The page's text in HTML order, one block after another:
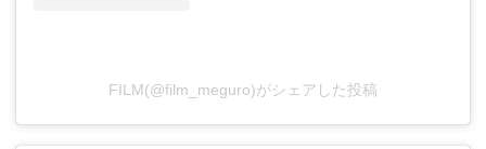
FILM(@film_meguro)がシェアした投稿